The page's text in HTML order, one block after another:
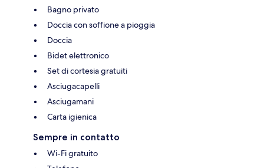
Bagno privato
Doccia con soffione a pioggia
Doccia
Bidet elettronico
Set di cortesia gratuiti
Asciugacapelli
Asciugamani
Carta igienica
Sempre in contatto
Wi-Fi gratuito